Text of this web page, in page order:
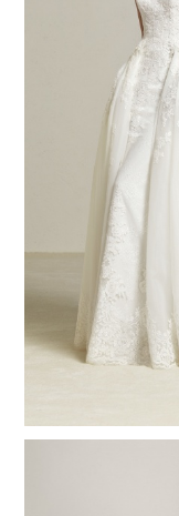
海外
撥打
諮詢